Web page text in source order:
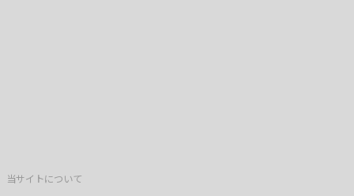
当サイトについて